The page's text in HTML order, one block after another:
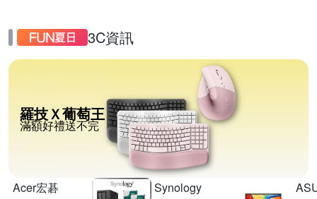
3C資訊
羅技Ｘ葡萄王
滿額好禮送不完
Acer宏碁
Synology